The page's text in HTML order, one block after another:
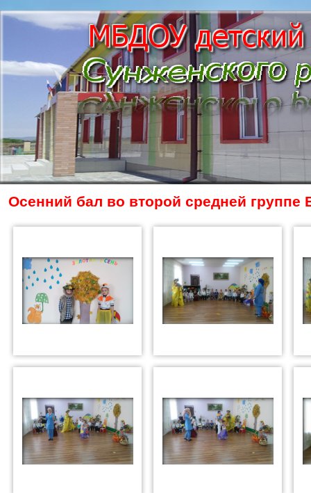
Осенний бал во второй средней группе